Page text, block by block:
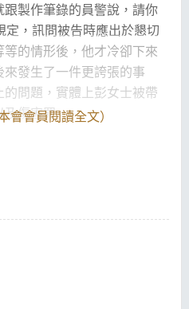
製作筆錄的員警說，請你
定，訊問被告時應出於懇切
的情形後，他才冷卻下來
發生了一件更誇張的事
問題，實體上彭女士被帶
及傷害罪，
會會員閱讀全文）